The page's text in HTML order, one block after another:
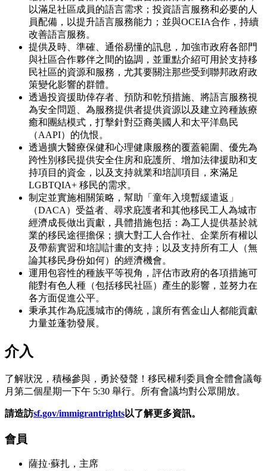
以滿足社區成員的語言需求；投資語言服務和必要的人
員配備，以提升語言服務能力；並與OCEIA合作，持續
改善語言服務。
提供及時、準確、通俗易懂的訊息，加強市政府各部門
與社區合作夥伴之間的協調，並重點介紹可用於支持移
民社區的資源和服務，尤其要關注那些受到聯邦政府政
策變化影響的群體。
透過投資援助倖存者、預防和乾預措施、將語言服務視
為安全問題、為服務提供者提供資源以及建立跨種族療
癒和團結模式，打擊針對亞裔美國人和太平洋島民
（AAPI）的仇恨。
透過擴大醫療保健和心理健康服務的覆蓋範圍、優先為
跨性別移民提供安全住房和庇護所、增加法律援助和支
持項目的資金，以及支持就業和培訓項目，來滿足
LGBTQIA+ 移民的需求。
制定並實施相關策略，幫助「童年入境暫緩遣返」
（DACA）受益者、尋求庇護者和其他移民工人為城市
經濟成長做出貢獻，具體措施包括：為工人提供基於就
業的移民途徑擔保；擴大對工人合作社、企業所有權以
及帶薪實習和培訓計畫的支持；以及支持所有工人（無
論其移民身份如何）的經濟機會。
運用包容性的種族平等視角，評估市政府的各項措施可
能對有色人種（包括移民社區）產生的影響，並努力在
各方面促進公平。
秉承其作為庇護城市的傳統，讓所有舊金山人都能貢獻
力量並蓬勃發展。
介入
了解狀況，積極參與，勇於發聲！移民權利委員會全體會議每
月第二個星期一下午 5:30 舉行。所有會議均對公眾開放。
請造訪sf.gov/immigrantrights以了解更多資訊。
會員
薩拉·蘇扎，主席